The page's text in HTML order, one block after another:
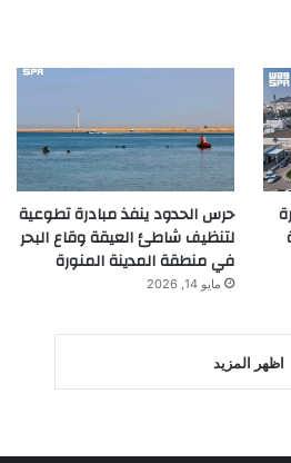
حرس الحدود ينفذ مبادرة تطوعية
لتنظيف شاطئ العيقة وقاع البحر
في منطقة المدينة المنورة
مايو 14, 2026
اظهر المزيد